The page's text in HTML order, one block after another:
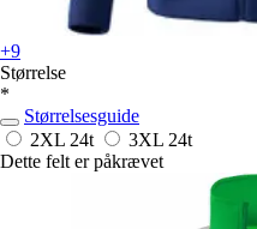
+9
Størrelse
*
Størrelsesguide
2XL 24t 3XL 24t
Dette felt er påkrævet